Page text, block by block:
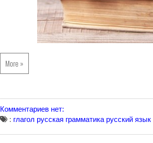
More »
Комментариев нет:
: глагол русская грамматика русский язык